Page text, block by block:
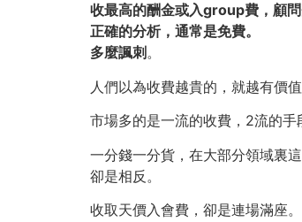
收最高的酬金或入group費，顧問
正確的分析，通常是免費。
多麼諷刺 。
人們以為收費越貴的，就越有價值
市場多的是一流的收費，2流的手
一分錢一分貨，在大部分領域裏
卻是相反。
收取天價入會費，卻是連場滿座。